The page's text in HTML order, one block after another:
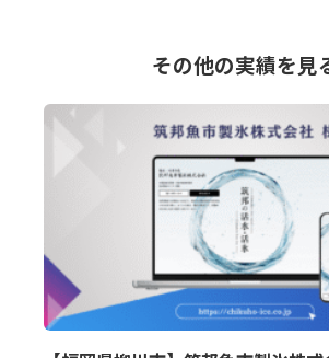
その他の実績を見